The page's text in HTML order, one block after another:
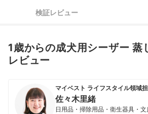
検証レビュー
1歳からの成犬用シーザー 蒸
レビュー
マイベスト ライフスタイル領域
佐々木里緒
日用品・掃除用品・衛生器具・